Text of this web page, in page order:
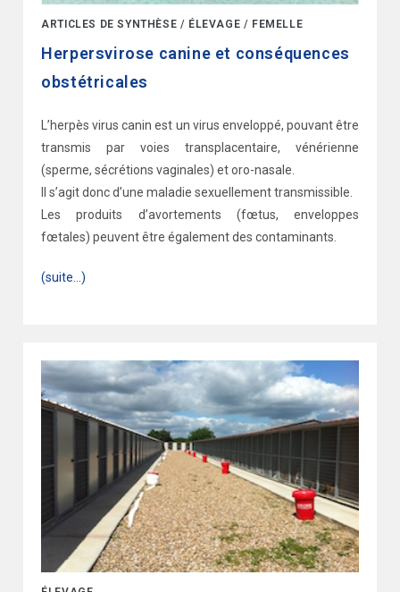
ARTICLES DE SYNTHÈSE / ÉLEVAGE / FEMELLE
Herpersvirose canine et conséquences
obstétricales
L’herpès virus canin est un virus enveloppé, pouvant être
transmis par voies transplacentaire, vénérienne
(sperme, sécrétions vaginales) et oro-nasale.
Il s’agit donc d’une maladie sexuellement transmissible.
Les produits d’avortements (fœtus, enveloppes
fœtales) peuvent être également des contaminants.
(suite…)